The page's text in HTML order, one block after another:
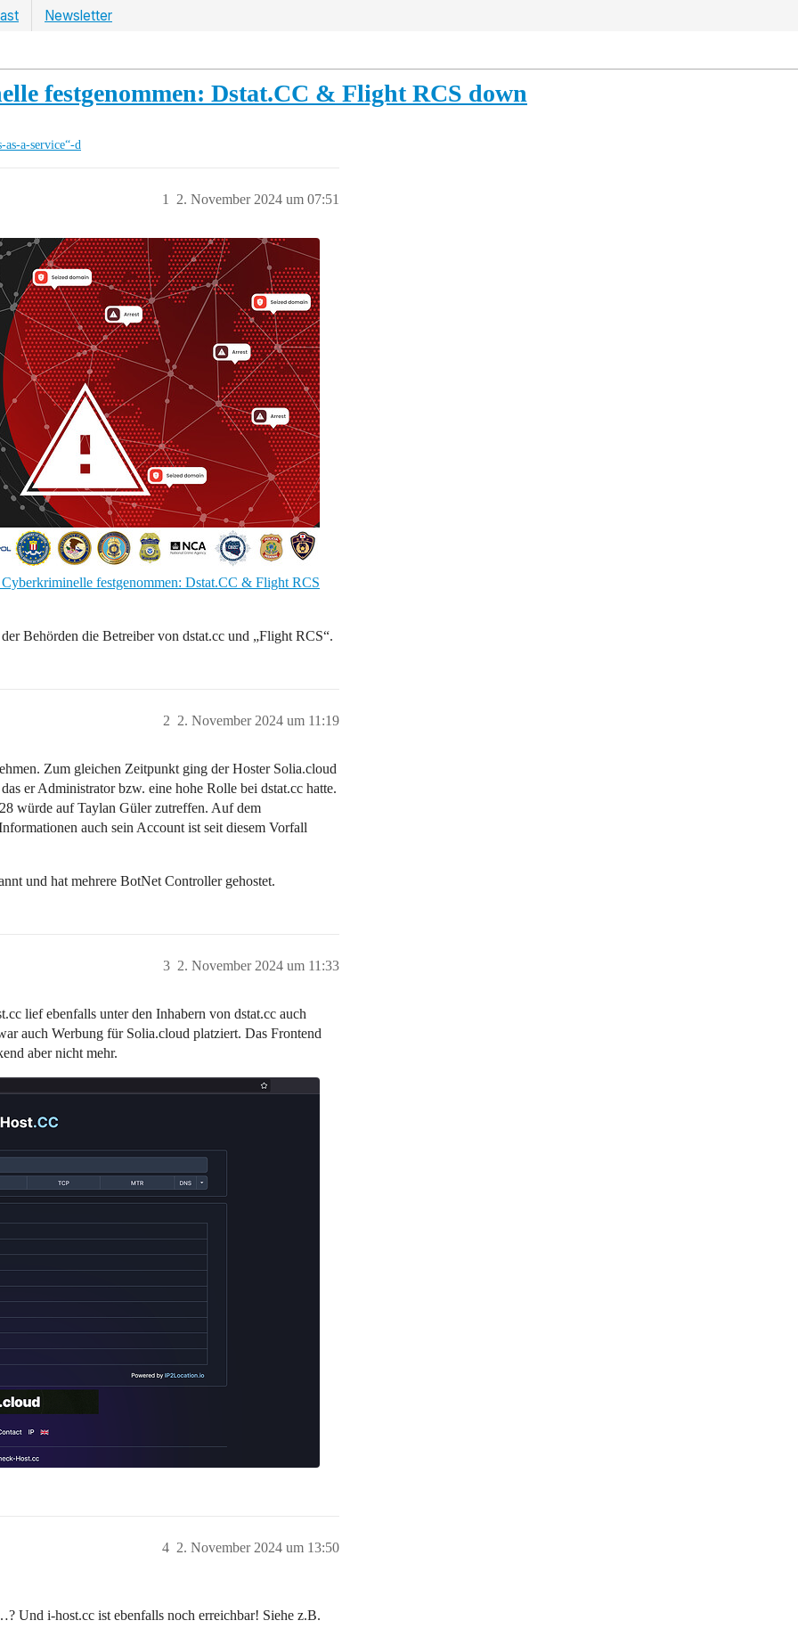
Newsletter
festgenommen: Dstat.CC & Flight RCS down
as-a-service“-d
2. November 2024 um 07:51
1
festgenommen: Dstat.CC & Flight RCS
Behörden die Betreiber von dstat.cc und „Flight RCS“.
2. November 2024 um 11:19
2
Zum gleichen Zeitpunkt ging der Hoster Solia.cloud
er Administrator bzw. eine hohe Rolle bei dstat.cc hatte.
würde auf Taylan Güler zutreffen. Auf dem
auch sein Account ist seit diesem Vorfall
und hat mehrere BotNet Controller gehostet.
2. November 2024 um 11:33
3
lief ebenfalls unter den Inhabern von dstat.cc auch
auch Werbung für Solia.cloud platziert. Das Frontend
aber nicht mehr.
2. November 2024 um 13:50
4
Und i-host.cc ist ebenfalls noch erreichbar! Siehe z.B.